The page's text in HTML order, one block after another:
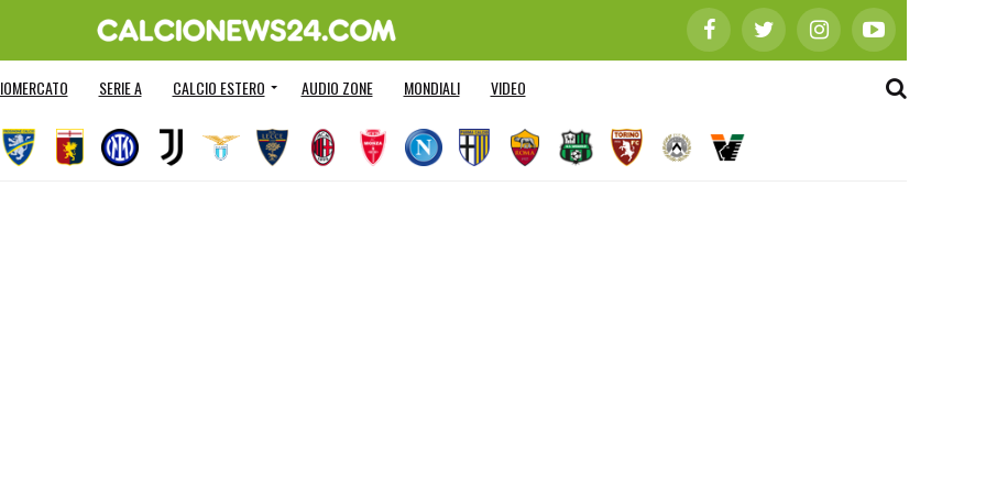
SERIE A CALCIO ESTERO AUDIO ZONE MONDIALI VIDEO